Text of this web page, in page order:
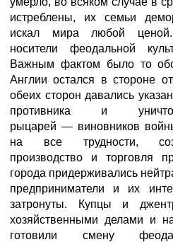
истреблены, их семьи
искал мира любой
носители феодальной
Важным фактом было то
Англии остался в стороне
обеих сторон давались
противника и
рыцарей — виновников
на все трудности,
производство и торговля
города придерживались
предприниматели и их
затронуты. Купцы и
хозяйственными делами и
готовили смену